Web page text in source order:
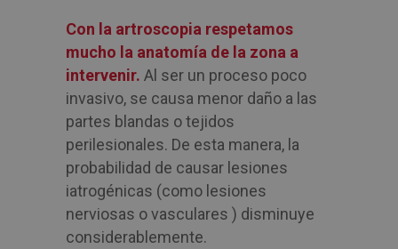
Con la artroscopia respetamos
mucho la anatomía de la zona a
intervenir. Al ser un proceso poco
invasivo, se causa menor daño a las
partes blandas o tejidos
perilesionales. De esta manera, la
probabilidad de causar lesiones
iatrogénicas (como lesiones
nerviosas o vasculares ) disminuye
considerablemente.